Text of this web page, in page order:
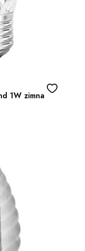
1W zimna